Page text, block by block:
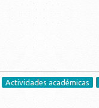
Actividades académicas